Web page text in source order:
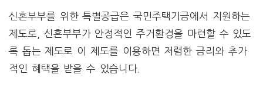
신혼부부를 위한 특별공급은 국민주택기금에서 지원하는
제도로, 신혼부부가 안정적인 주거환경을 마련할 수 있도
록 돕는 제도로 이 제도를 이용하면 저렴한 금리와 추가
적인 혜택을 받을 수 있습니다.